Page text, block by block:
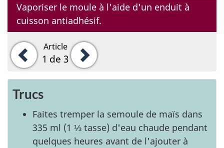
Précédent
Article
1 de 3
Suivant
Vaporiser le moule à l'aide d'un enduit à
cuisson antiadhésif.
Trucs
Faites tremper la semoule de maïs dans
335 ml (1 ⅓ tasse) d'eau chaude pendant
quelques heures avant de l'ajouter à